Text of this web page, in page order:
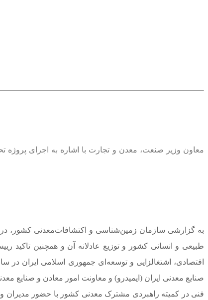
معاون وزیر صنعت، معدن و تجارت با اشاره به اجرای
به گزارشی سازمان زمین‌شناسی و اکتشافات‌معدنی کشور، در
طبیعی و انسانی کشور و توزیع عادلانه آن و همچنین
اقتصادی، اشتغالزایی و توسعه‌ای جمهوری اسلامی ایران
صنایع معدنی ایران (ایمیدرو) و معاونت امور معادن و